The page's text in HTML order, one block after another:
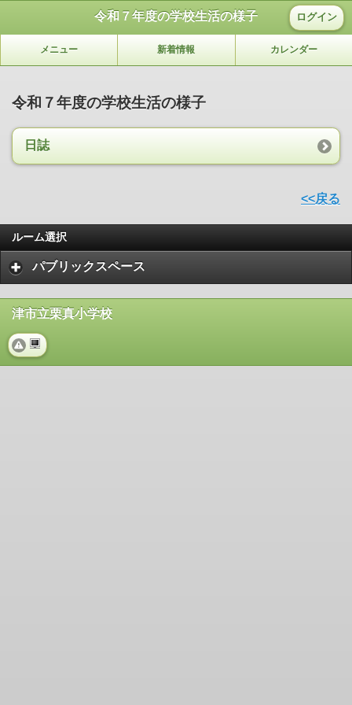
令和７年度の学校生活の様子 ログイン
メニュー 新着情報 カレンダー
令和７年度の学校生活の様子
日誌
<<戻る
ルーム選択
パブリックスペース
津市立栗真小学校